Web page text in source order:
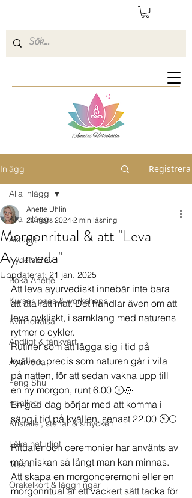
Inlägg Registrera
Alla inlägg
Aktuellt
Nyhetsbrev
Boka Anette
Kurser, pass & workshops
Kvinnohälsa
Andligt & tänkvärt
Ayurveda
Feng Shui
Healing
Kristaller, stenar & smycken
Läka naturligt
Musik
Orakelkort & läggningar
Alla inlägg
Morgonritual & att "Leva
Ayurveda"
Anette Uhlin
20 mars 2024 2 min läsning
Uppdaterat:21 jan. 2025
Att leva ayurvediskt innebär inte bara
att äta rätt mat. Det handlar även om att
leva cykliskt, i samklang med naturens
rytmer o cykler.
Rutiner som att lägga sig i tid på
kvällen, precis som naturen går i vila
på natten, för att sedan vakna upp till
en ny morgon, runt 6.00 🕕🌞
En god dag börjar med att komma i
säng i tid på kvällen, senast 22.00 🕙🌕
Ritualer och ceremonier har använts av
människan så långt man kan minnas.
Att skapa en morgonceremoni eller en
morgonritual är ett vackert sätt tacka för